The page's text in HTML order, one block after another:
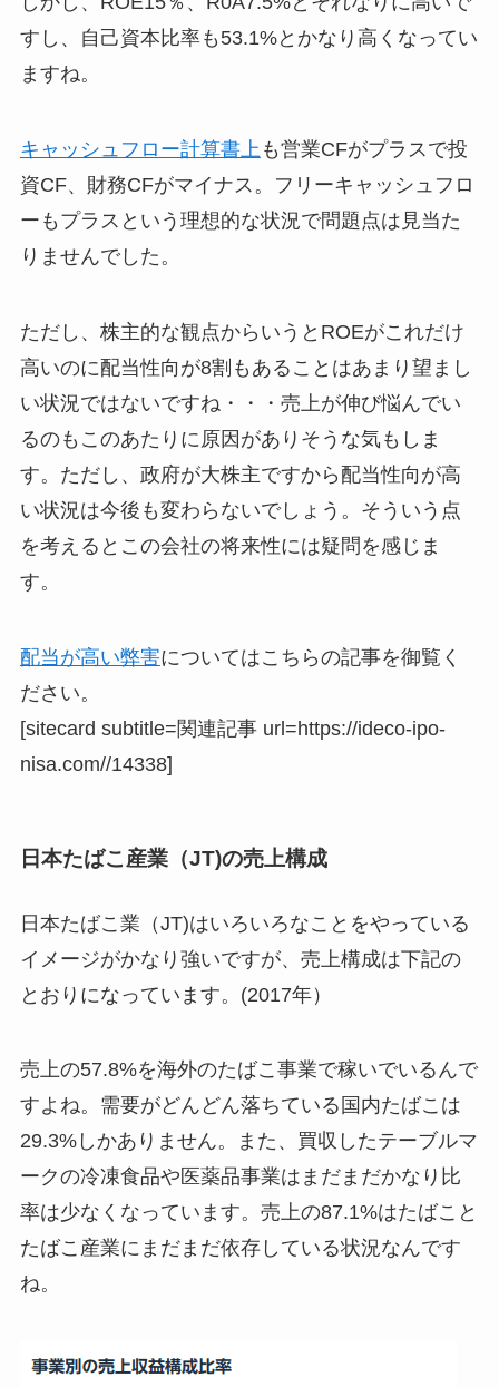
すし、自己資本比率も53.1%とかなり高くなってい
ますね。
キャッシュフロー計算書上 も営業CFがプラスで投
資CF、財務CFがマイナス。フリーキャッシュフロ
ーもプラスという理想的な状況で問題点は見当た
りませんでした。
ただし、株主的な観点からいうと ROEがこれだけ
高いのに配当性向が8割もあることはあまり望まし
い状況ではないですね・・・売上が伸び悩んでい
るのもこのあたりに原因がありそうな気もしま
す。ただし、政府が大株主ですから配当性向が高
い状況は今後も変わらないでしょう。そういう点
を考えるとこの会社の将来性には疑問を感じま
す。
配当が高い弊害についてはこちらの記事を御覧く
ださい。
[sitecard subtitle=関連記事 url=https://ideco-ipo-
nisa.com//14338]
日本たばこ産業（JT)の売上構成
日本たばこ業（JT)はいろいろなことをやっている
イメージがかなり強いですが、売上構成は下記の
とおりになっています。(2017年）
売上の57.8%を海外のたばこ事業で稼いでいるんで
すよね。需要がどんどん落ちている国内たばこは
29.3%しかありません。また、買収したテーブルマ
ークの冷凍食品や医薬品事業はまだまだかなり比
率は少なくなっています。売上の87.1%はたばこと
たばこ産業にまだまだ依存している状況なんです
ね。